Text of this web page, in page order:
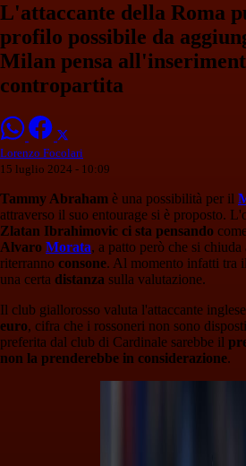
L'attaccante della Roma
profilo possibile da
Milan pensa
contropartita
Lorenzo Focolari
15 luglio 2024 - 10:09
Tammy Abraham è una possibilità per il
attraverso il suo entourage si è proposto.
Zlatan Ibrahimovic ci sta pensando
Alvaro Morata, a patto però che si chiuda
riterranno consone. Al momento infatti tra
una certa distanza sulla valutazione.
Il club giallorosso valuta l'attaccante inglese
euro, cifra che i rossoneri non sono
preferita dal club di Cardinale sarebbe il
non la prenderebbe in considerazione.